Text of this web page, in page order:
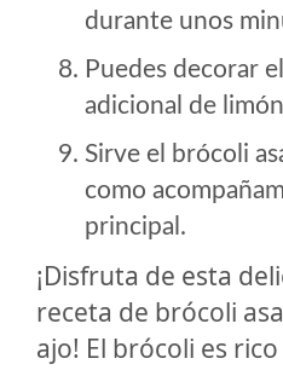
durante unos
Puedes decorar
adicional de
Sirve el brócoli
como
principal.
¡Disfruta de esta
receta de brócoli
ajo! El brócoli es